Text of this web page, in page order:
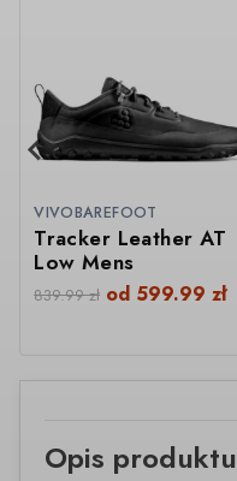
VIVOBAREFOOT
Tracker Leather AT
Low Mens
839.99zł od 599.99zł
Opis produktu